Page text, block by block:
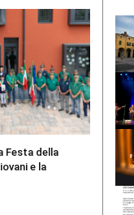
Festa della
e la